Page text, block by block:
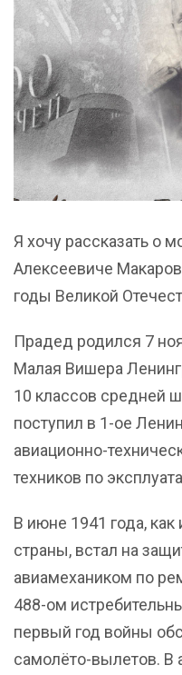
Я хочу рассказать о
Алексеевиче
годы Великой
Прадед родился 7
Малая Вишера
10 классов средней
поступил в 1-ое
авиационно-
техников по
В июне 1941 года,
страны, встал на
авиамехаником по
488-ом
первый год войны
самолёто-вылетов. В